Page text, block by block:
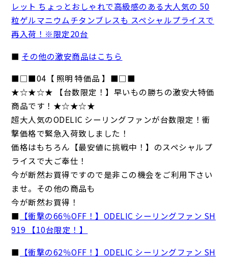
レット ちょっとおしゃれで高級感のある大人気の 50
粒ゲルマニウムチタンブレスも スペシャルプライスで
再入荷！※限定20台
■ その他の激安商品はこちら
■□■04【 照明 特価品 】■□■
★☆★☆★ 【台数限定！】早いもの勝ちの激安大特価
商品です！★☆★☆★
超大人気のODELIC シーリングファンが台数限定！衝
撃価格で緊急入荷致しました！
価格はもちろん【最安値に挑戦中！】のスペシャルプ
ライスで大ご奉仕！
今が断然お買得ですので是非この機会をご利用下さい
ませ。その他の商品も
今が断然お買得！
■ 【衝撃の66％OFF！】ODELIC シーリングファン SH
919 【10台限定！】
■ 【衝撃の62％OFF！】ODELIC シーリングファン SH